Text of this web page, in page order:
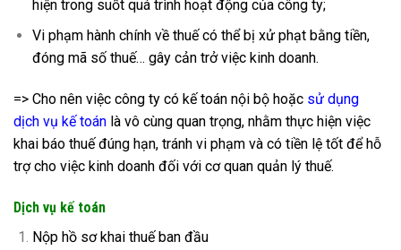
hiện trong suốt quá trình hoạt động của công ty;
Vi phạm hành chính về thuế có thể bị xử phạt bằng tiền,
đóng mã số thuế… gây cản trở việc kinh doanh.
=> Cho nên việc công ty có kế toán nội bộ hoặc sử dụng
dịch vụ kế toán là vô cùng quan trọng, nhằm thực hiện việc
khai báo thuế đúng hạn, tránh vi phạm và có tiền lệ tốt để hỗ
trợ cho việc kinh doanh đối với cơ quan quản lý thuế.
Dịch vụ kế toán
Nộp hồ sơ khai thuế ban đầu